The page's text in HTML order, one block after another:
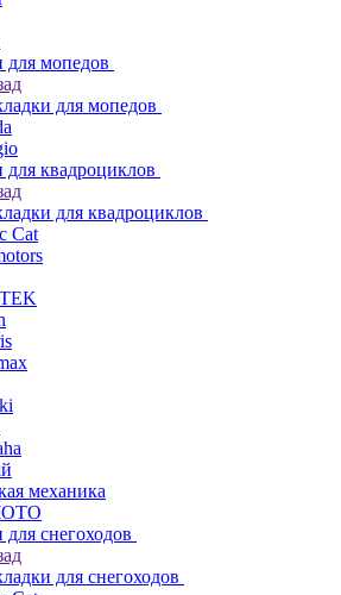
для мопедов
для мопедов
квадроциклов
для квадроциклов
Cat
механика
снегоходов
для снегоходов